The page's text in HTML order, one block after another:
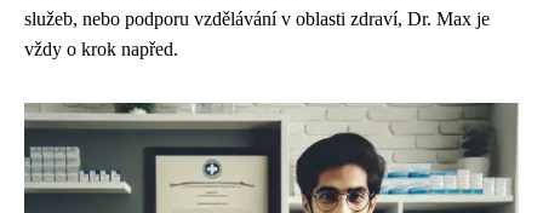
služeb, nebo podporu vzdělávání v oblasti zdraví, Dr. Max je
vždy o krok napřed.